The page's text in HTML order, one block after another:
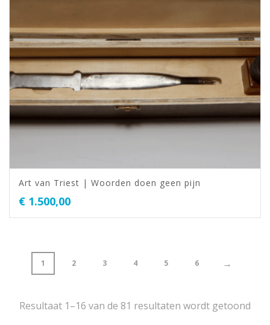
Art van Triest | Woorden doen geen pijn
€ 1.500,00
1 2 3 4 5 6 →
Resultaat 1–16 van de 81 resultaten wordt getoond